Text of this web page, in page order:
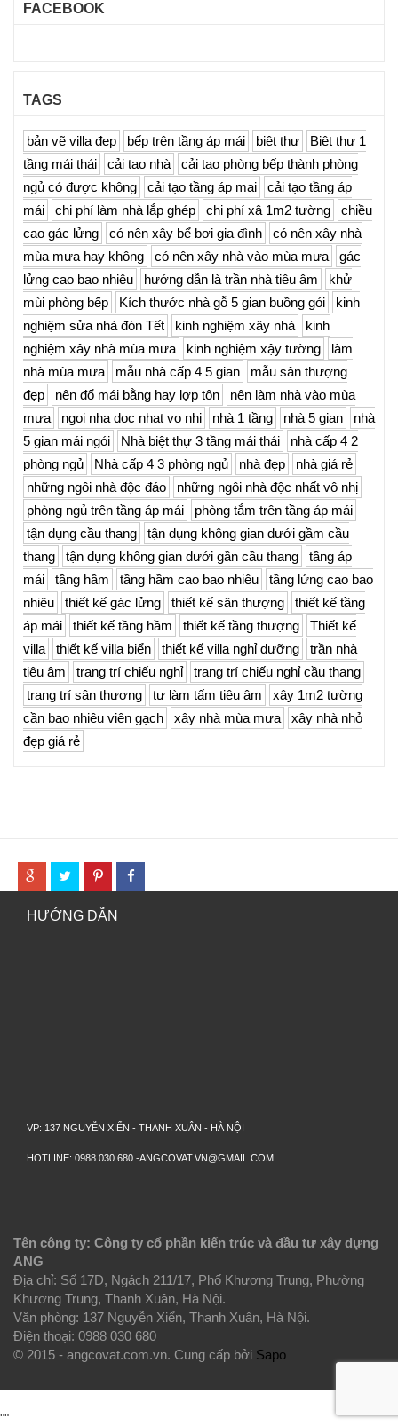
FACEBOOK
TAGS
bản vẽ villa đẹp bếp trên tầng áp mái biệt thự
Biệt thự 1
tầng mái thái
cải tạo nhà
cải tạo phòng bếp thành phòng
ngủ có được không
cải tạo tầng áp mai
cải tạo tầng áp
mái
chi phí làm nhà lắp ghép chi phí xâ 1m2 tường
chiều
cao gác lửng
có nên xây bể bơi gia đình
có nên xây nhà
mùa mưa hay không
có nên xây nhà vào mùa mưa
gác
lửng cao bao nhiêu
hướng dẫn là trần nhà tiêu âm
khử
mùi phòng bếp
Kích thước nhà gỗ 5 gian buồng gói
kinh
nghiệm sửa nhà đón Tết
kinh nghiệm xây nhà
kinh
nghiệm xây nhà mùa mưa
kinh nghiệm xậy tường
làm
nhà mùa mưa
mẫu nhà cấp 4 5 gian
mẫu sân thượng
đẹp
nên đổ mái bằng hay lợp tôn
nên làm nhà vào mùa
mưa
ngoi nha doc nhat vo nhi nhà 1 tầng nhà 5 gian
nhà
5 gian mái ngói
Nhà biệt thự 3 tầng mái thái
nhà cấp 4 2
phòng ngủ
Nhà cấp 4 3 phòng ngủ nhà đẹp
nhà giá rẻ
những ngôi nhà độc đáo
những ngôi nhà độc nhất vô nhị
phòng ngủ trên tầng áp mái
phòng tắm trên tầng áp mái
tận dụng cầu thang
tận dụng không gian dưới gầm cầu
thang
tận dụng không gian dưới gần cầu thang
tầng áp
mái
tầng hầm tầng hầm cao bao nhiêu
tầng lửng cao bao
nhiêu
thiết kế gác lửng thiết kế sân thượng
thiết kế tầng
áp mái
thiết kế tầng hầm thiết kế tầng thượng
Thiết kế
villa
thiết kế villa biển thiết kế villa nghỉ dưỡng
trần nhà
tiêu âm
trang trí chiếu nghỉ
trang trí chiếu nghỉ cầu thang
trang trí sân thượng
tự làm tấm tiêu âm
xây 1m2 tường
cần bao nhiêu viên gạch
xây nhà mùa mưa
xây nhà nhỏ
đẹp giá rẻ
HƯỚNG DẪN
VP: 137 NGUYỄN XIỂN - THANH XUÂN - HÀ NỘI
HOTLINE: 0988 030 680 -ANGCOVAT.VN@GMAIL.COM
Tên công ty: Công ty cổ phần kiến trúc và đầu tư xây dựng
ANG
Địa chỉ: Số 17D, Ngách 211/17, Phố Khương Trung, Phường
Khương Trung, Thanh Xuân, Hà Nội.
Văn phòng: 137 Nguyễn Xiển, Thanh Xuân, Hà Nội.
Điện thoại: 0988 030 680
© 2015 - angcovat.com.vn. Cung cấp bởi Sapo
""